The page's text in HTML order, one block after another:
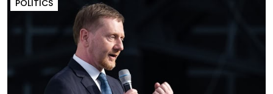
POLITICS